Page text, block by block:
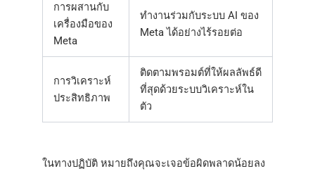
การผสานกับ
เครื่องมือของ
Meta
ทำงานร่วมกับระบบ AI ของ
Meta ได้อย่างไร้รอยต่อ
การวิเคราะห์
ประสิทธิภาพ
ติดตามพรอมต์ที่ให้ผลลัพธ์ดี
ที่สุดด้วยระบบวิเคราะห์ใน
ตัว
ในทางปฏิบัติ หมายถึงคุณจะเจอข้อผิดพลาดน้อยลง